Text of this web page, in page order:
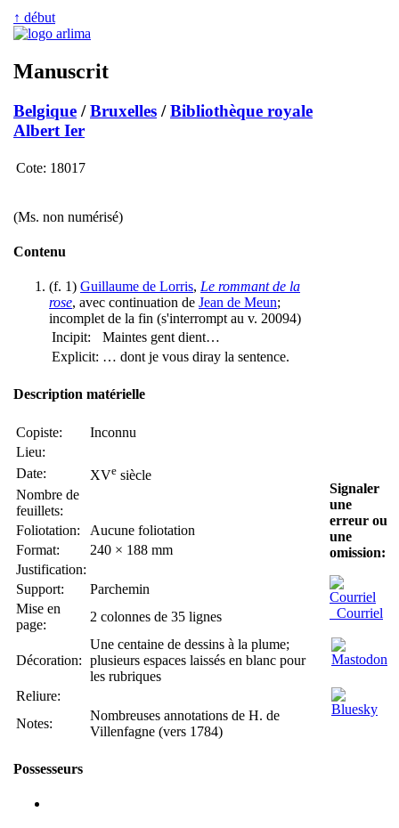
↑ début
Manuscrit
Belgique /Bruxelles /Bibliothèque royale
Albert Ier
Cote: 18017
(Ms. non numérisé)
Contenu
(f. 1) Guillaume de Lorris, Le rommant de la
rose, avec continuation de Jean de Meun;
incomplet de la fin (s'interrompt au v. 20094)
Incipit:
Maintes gent dient…
Explicit: … dont je vous diray la sentence.
Description matérielle
Copiste:
Inconnu
Lieu:
Date:
XVe siècle
Nombre de
feuillets:
Foliotation:
Aucune foliotation
Format:
240 × 188 mm
Justification:
Support:
Parchemin
Mise en
page:
2 colonnes de 35 lignes
Décoration:
Une centaine de dessins à la plume;
plusieurs espaces laissés en blanc pour
les rubriques
Reliure:
Notes:
Nombreuses annotations de H. de
Villenfagne (vers 1784)
Possesseurs
Signaler
une
erreur ou
une
omission:
Courriel